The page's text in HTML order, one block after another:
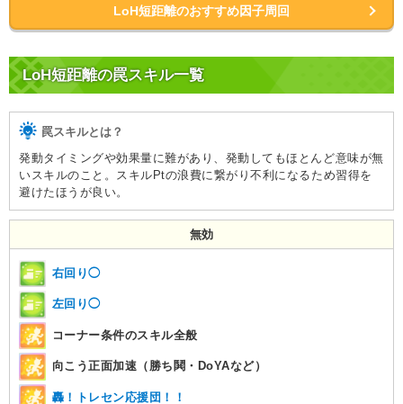
LoH短距離のおすすめ因子周回
LoH短距離の罠スキル一覧
罠スキルとは？
発動タイミングや効果量に難があり、発動してもほとんど意味が無
いスキルのこと。スキルPtの浪費に繋がり不利になるため習得を
避けたほうが良い。
無効
右回り◯
左回り◯
コーナー条件のスキル全般
向こう正面加速（勝ち鬨・DoYAなど）
轟！トレセン応援団！！